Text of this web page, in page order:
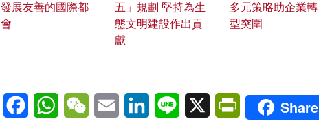
發展友善的國際都
會
五」規劃 堅持為生
態文明建設作出貢
獻
多元策略助企業轉
型突圍
FacebookWhatsAppWeChatEmail LinkedInLine X PrintFriendly
Share